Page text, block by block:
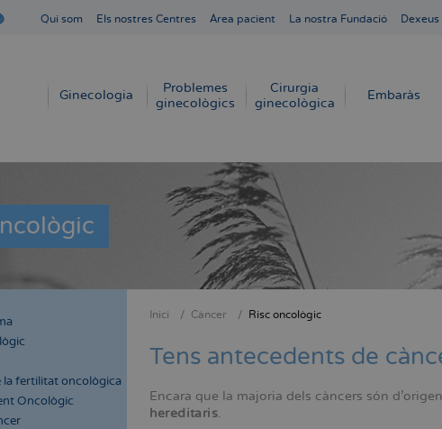
Qui som Els nostres Centres Área pacient La nostra Fundació
Navegación
Ginecologia
Problemes
ginecològics
Cirurgia
ginecològica
Embaràs
la fertilitat oncològica
Oncològic
d'Ariadna
Inici Càncer Risc oncològic
Tens antecedents de
Encara que la majoria dels càncers són
hereditaris.